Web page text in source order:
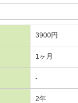
3900円
1ヶ月
-
2年